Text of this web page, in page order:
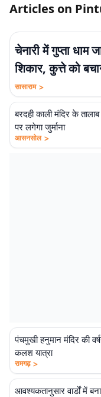
Articles on
चेनारी में गुप्ता धाम
शिकार, कुत्ते को
घायल
सासाराम >
बरदही काली मंदिर के
पर लगेगा जुर्माना
आसनसोल >
पंचमुखी हनुमान मंदिर की
कलश यात्रा
रामगढ़ >
आवश्यकतानुसार वार्डों में